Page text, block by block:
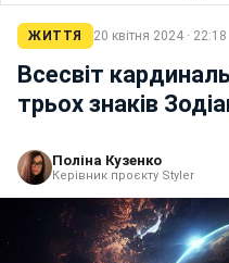
ЖИТТЯ 20 квітня 2024 · 22:18
Всесвіт
трьох знаків
Поліна Кузенко
Керівник проєкту Styler